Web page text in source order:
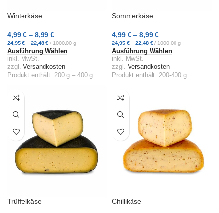
Winterkäse
4,99 € – 8,99 €
24,95 € – 22,48 € / 1000.00 g
Ausführung Wählen
inkl. MwSt.
zzgl. Versandkosten
Produkt enthält: 200 g – 400 g
Sommerkäse
4,99 € – 8,99 €
24,95 € – 22,48 € / 1000.00 g
Ausführung Wählen
inkl. MwSt.
zzgl. Versandkosten
Produkt enthält: 200-400 g
Trüffelkäse Chillikäse